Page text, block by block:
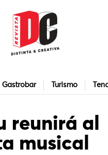
Gastrobar Turismo
reunirá al
musical